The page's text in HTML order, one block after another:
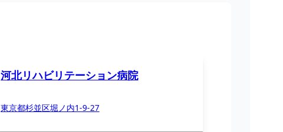
河北リハビリテーション病院
東京都杉並区堀ノ内1-9-27